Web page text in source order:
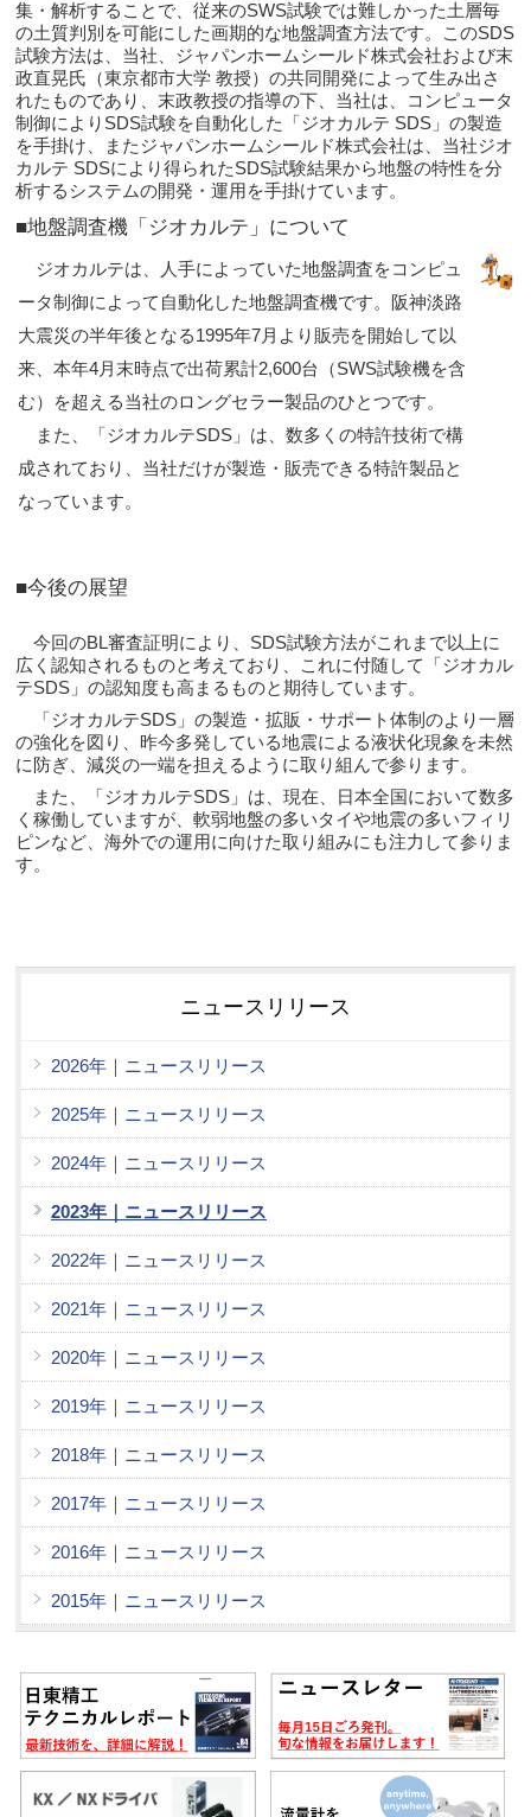
集・解析することで、従来のSWS試験では難しかった土層毎
の土質判別を可能にした画期的な地盤調査方法です。このSDS
試験方法は、当社、ジャパンホームシールド株式会社および末
政直晃氏（東京都市大学 教授）の共同開発によって生み出さ
れたものであり、末政教授の指導の下、当社は、コンピュータ
制御によりSDS試験を自動化した「ジオカルテ SDS」の製造
を手掛け、またジャパンホームシールド株式会社は、当社ジオ
カルテ SDSにより得られたSDS試験結果から地盤の特性を分
析するシステムの開発・運用を手掛けています。
■地盤調査機「ジオカルテ」について
ジオカルテは、人手によっていた地盤調査をコンピュ
ータ制御によって自動化した地盤調査機です。阪神淡路
大震災の半年後となる1995年7月より販売を開始して以
来、本年4月末時点で出荷累計2,600台（SWS試験機を含
む）を超える当社のロングセラー製品のひとつです。
また、「ジオカルテSDS」は、数多くの特許技術で構
成されており、当社だけが製造・販売できる特許製品と
なっています。
■今後の展望
今回のBL審査証明により、SDS試験方法がこれまで以上に
広く認知されるものと考えており、これに付随して「ジオカル
テSDS」の認知度も高まるものと期待しています。
「ジオカルテSDS」の製造・拡販・サポート体制のより一層
の強化を図り、昨今多発している地震による液状化現象を未然
に防ぎ、減災の一端を担えるように取り組んで参ります。
また、「ジオカルテSDS」は、現在、日本全国において数多
く稼働していますが、軟弱地盤の多いタイや地震の多いフィリ
ピンなど、海外での運用に向けた取り組みにも注力して参りま
す。
ニュースリリース
2026年｜ニュースリリース
2025年｜ニュースリリース
2024年｜ニュースリリース
2023年｜ニュースリリース
2022年｜ニュースリリース
2021年｜ニュースリリース
2020年｜ニュースリリース
2019年｜ニュースリリース
2018年｜ニュースリリース
2017年｜ニュースリリース
2016年｜ニュースリリース
2015年｜ニュースリリース